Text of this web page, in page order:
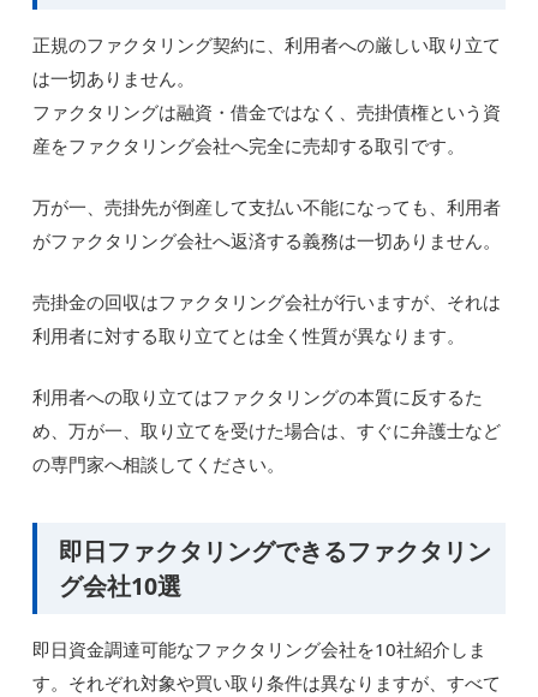
正規のファクタリング契約に、利用者への厳しい取り立て
は一切ありません。
ファクタリングは融資・借金ではなく、売掛債権という資
産をファクタリング会社へ完全に売却する取引です。
万が一、売掛先が倒産して支払い不能になっても、利用者
がファクタリング会社へ返済する義務は一切ありません。
売掛金の回収はファクタリング会社が行いますが、それは
利用者に対する取り立てとは全く性質が異なります。
利用者への取り立てはファクタリングの本質に反するた
め、万が一、取り立てを受けた場合は、すぐに弁護士など
の専門家へ相談してください。
即日ファクタリングできるファクタリン
グ会社10選
即日資金調達可能なファクタリング会社を10社紹介しま
す。それぞれ対象や買い取り条件は異なりますが、すべて